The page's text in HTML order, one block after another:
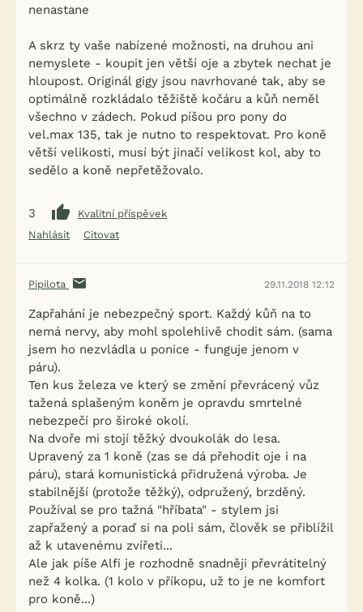
nenastane
A skrz ty vaše nabízené možnosti, na druhou ani
nemyslete - koupit jen větší oje a zbytek nechat je
hloupost. Originál gigy jsou navrhované tak, aby se
optimálně rozkládalo těžiště kočáru a kůň neměl
všechno v zádech. Pokud píšou pro pony do
vel.max 135, tak je nutno to respektovat. Pro koně
větší velikosti, musí být jinačí velikost kol, aby to
sedělo a koně nepřetěžovalo.
3
Kvalitní příspěvek
Nahlásit
Citovat
Pipilota 29.11.2018 12:12
Zapřahání je nebezpečný sport. Každý kůň na to
nemá nervy, aby mohl spolehlivě chodit sám. (sama
jsem ho nezvládla u ponice - funguje jenom v
páru).
Ten kus železa ve který se změní převrácený vůz
tažená splašeným koněm je opravdu smrtelné
nebezpečí pro široké okolí.
Na dvoře mi stojí těžký dvoukolák do lesa.
Upravený za 1 koně (zas se dá přehodit oje i na
páru), stará komunistická přidružená výroba. Je
stabilnější (protože těžký), odpružený, brzděný.
Používal se pro tažná "hříbata" - stylem jsi
zapřažený a poraď si na poli sám, člověk se přiblížil
až k utavenému zvířeti...
Ale jak píše Alfi je rozhodně snadněji převrátitelný
než 4 kolka. (1 kolo v příkopu, už to je ne komfort
pro koně...)